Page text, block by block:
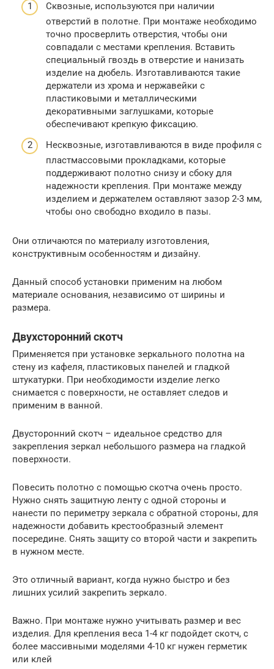
Сквозные, используются при наличии
отверстий в полотне. При монтаже необходимо
точно просверлить отверстия, чтобы они
совпадали с местами крепления. Вставить
специальный гвоздь в отверстие и нанизать
изделие на дюбель. Изготавливаются такие
держатели из хрома и нержавейки с
пластиковыми и металлическими
декоративными заглушками, которые
обеспечивают крепкую фиксацию.
Несквозные, изготавливаются в виде профиля с
пластмассовыми прокладками, которые
поддерживают полотно снизу и сбоку для
надежности крепления. При монтаже между
изделием и держателем оставляют зазор 2-3 мм,
чтобы оно свободно входило в пазы.
Они отличаются по материалу изготовления,
конструктивным особенностям и дизайну.
Данный способ установки применим на любом
материале основания, независимо от ширины и
размера.
Двухсторонний скотч
Применяется при установке зеркального полотна на
стену из кафеля, пластиковых панелей и гладкой
штукатурки. При необходимости изделие легко
снимается с поверхности, не оставляет следов и
применим в ванной.
Двусторонний скотч – идеальное средство для
закрепления зеркал небольшого размера на гладкой
поверхности.
Повесить полотно с помощью скотча очень просто.
Нужно снять защитную ленту с одной стороны и
нанести по периметру зеркала с обратной стороны, для
надежности добавить крестообразный элемент
посередине. Снять защиту со второй части и закрепить
в нужном месте.
Это отличный вариант, когда нужно быстро и без
лишних усилий закрепить зеркало.
Важно. При монтаже нужно учитывать размер и вес
изделия. Для крепления веса 1-4 кг подойдет скотч, с
более массивными моделями 4-10 кг нужен герметик
или клей